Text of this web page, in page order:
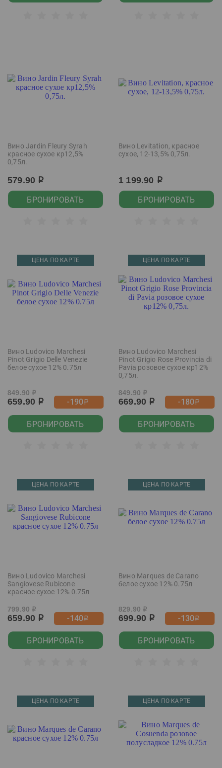
Вино Jardin Fleury Syrah
красное сухое кр12,5%
0,75л.
579.90 р
БРОНИРОВАТЬ
Вино Levitation, красное
сухое, 12-13,5% 0,75л.
1 199.90 р
БРОНИРОВАТЬ
ЦЕНА ПО КАРТЕ
Вино Ludovico Marchesi
Pinot Grigio Delle Venezie
белое сухое 12% 0.75л
849.90 р
659.90 р -190р
БРОНИРОВАТЬ
ЦЕНА ПО КАРТЕ
Вино Ludovico Marchesi
Pinot Grigio Rose Provincia di
Pavia розовое сухое кр12%
0,75л.
849.90 р
669.90 р -180р
БРОНИРОВАТЬ
ЦЕНА ПО КАРТЕ
Вино Ludovico Marchesi
Sangiovese Rubicone
красное сухое 12% 0.75л
799.90 р
659.90 р -140р
БРОНИРОВАТЬ
ЦЕНА ПО КАРТЕ
Вино Marques de Carano
белое сухое 12% 0.75л
829.90 р
699.90 р -130р
БРОНИРОВАТЬ
ЦЕНА ПО КАРТЕ ЦЕНА ПО КАРТЕ